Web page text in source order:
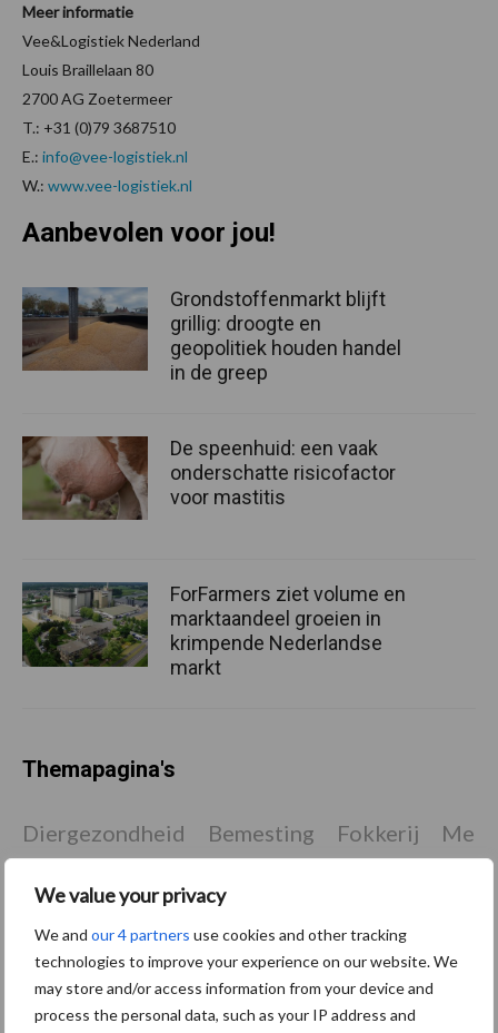
We value your privacy
We and our 4 partners use cookies and other tracking
technologies to improve your experience on our website. We
may store and/or access information from your device and
process the personal data, such as your IP address and
Meer informatie
Vee&Logistiek Nederland
Louis Braillelaan 80
2700 AG Zoetermeer
T.: +31 (0)79 3687510
E.: info@vee-logistiek.nl
W.: www.vee-logistiek.nl
Aanbevolen voor jou!
Grondstoffenmarkt blijft
grillig: droogte en
geopolitiek houden handel
in de greep
De speenhuid: een vaak
onderschatte risicofactor
voor mastitis
ForFarmers ziet volume en
marktaandeel groeien in
krimpende Nederlandse
markt
Themapagina's
Diergezondheid Bemesting Fokkerij
Mastitis Hittestress